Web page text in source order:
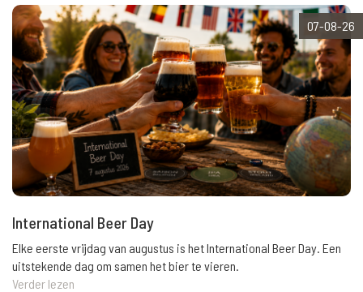
07-08-26
International Beer Day
Elke eerste vrijdag van augustus is het International Beer Day. Een
uitstekende dag om samen het bier te vieren.
Verder lezen